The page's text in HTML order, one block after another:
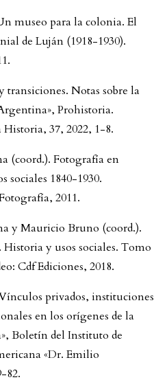
museo para la colonia. El
de Luján (1918-1930).
transiciones. Notas sobre la
Prohistoria.
37, 2022, 1-8.
(coord.). Fotografía en
sociales 1840-1930.
2011.
y Mauricio Bruno (coord.).
y usos sociales. Tomo
Cdf Ediciones, 2018.
privados, instituciones
en los orígenes de la
Boletín del Instituto de
«Dr. Emilio
82.